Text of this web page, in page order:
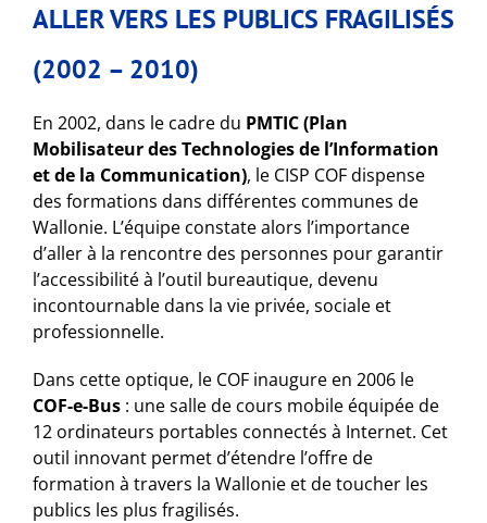
ALLER VERS LES PUBLICS FRAGILISÉS
(2002 – 2010)
En 2002, dans le cadre du PMTIC (Plan
Mobilisateur des Technologies de l’Information
et de la Communication), le CISP COF dispense
des formations dans différentes communes de
Wallonie. L’équipe constate alors l’importance
d’aller à la rencontre des personnes pour garantir
l’accessibilité à l’outil bureautique, devenu
incontournable dans la vie privée, sociale et
professionnelle.
Dans cette optique, le COF inaugure en 2006 le
COF-e-Bus : une salle de cours mobile équipée de
12 ordinateurs portables connectés à Internet. Cet
outil innovant permet d’étendre l’offre de
formation à travers la Wallonie et de toucher les
publics les plus fragilisés.